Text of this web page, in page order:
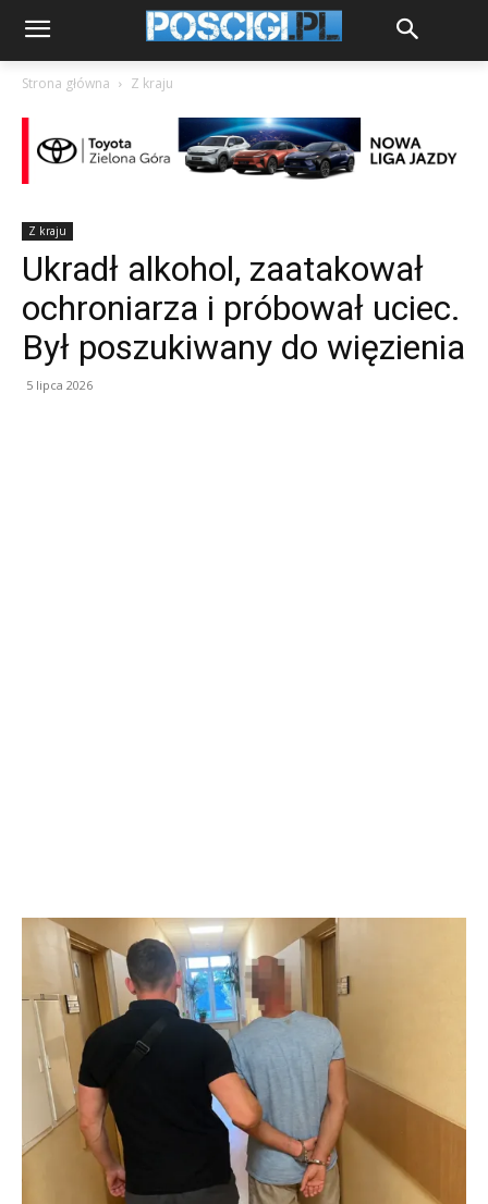
Strona główna Z kraju
Z kraju
Ukradł alkohol, zaatakował
ochroniarza i próbował uciec.
Był poszukiwany do więzienia
5 lipca 2026